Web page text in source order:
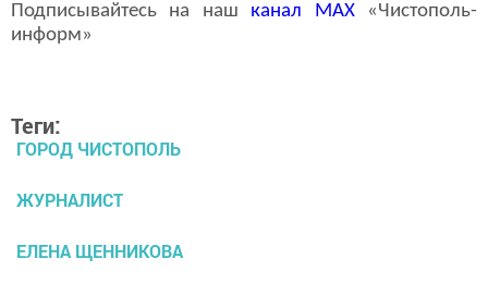
Подписывайтесь на наш канал MAX«Чистополь-
информ»
Теги:
ГОРОД ЧИСТОПОЛЬ
ЖУРНАЛИСТ
ЕЛЕНА ЩЕННИКОВА